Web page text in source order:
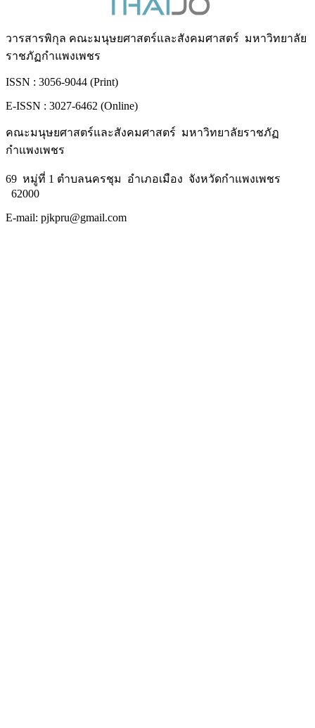
วารสารพิกุล คณะมนุษยศาสตร์และสังคมศาสตร์ มหาวิทยาลัย
ราชภัฏกำแพงเพชร
ISSN : 3056-9044 (Print)
E-ISSN : 3027-6462 (Online)
คณะมนุษยศาสตร์และสังคมศาสตร์ มหาวิทยาลัยราชภัฏ
กำแพงเพชร
69 หมู่ที่ 1 ตำบลนครชุม อำเภอเมือง จังหวัดกำแพงเพชร
62000
E-mail: pjkpru@gmail.com